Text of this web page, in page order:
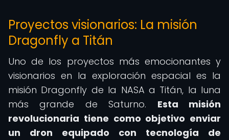
Proyectos visionarios: La misión
Dragonfly a Titán
Uno de los proyectos más emocionantes y
visionarios en la exploración espacial es la
misión Dragonfly de la NASA a Titán, la luna
más grande de Saturno. Esta misión
revolucionaria tiene como objetivo enviar
un dron equipado con tecnología de